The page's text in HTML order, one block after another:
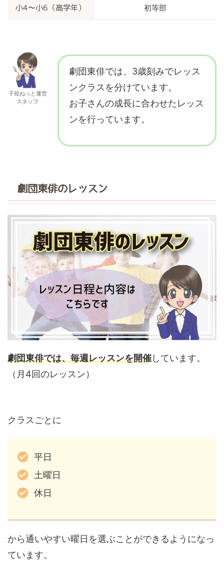
小4〜小6（高学年） 初等部
子役ねっと運営
スタッフ
劇団東俳では、3歳刻みでレッス
ンクラスを分けています。
お子さんの成長に合わせたレッス
ンを行っています。
劇団東俳のレッスン
劇団東俳では、毎週レッスンを開催しています。
（月4回のレッスン）
クラスごとに
平日
土曜日
休日
から通いやすい曜日を選ぶことができるようになっ
ています。